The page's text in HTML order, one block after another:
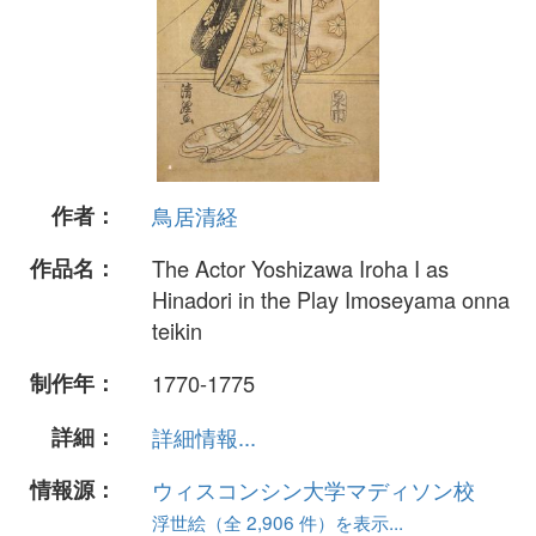
作者：
鳥居清経
作品名：
The Actor Yoshizawa Iroha I as
Hinadori in the Play Imoseyama onna
teikin
制作年：
1770-1775
詳細：
詳細情報...
情報源：
ウィスコンシン大学マディソン校
浮世絵（全 2,906 件）を表示...